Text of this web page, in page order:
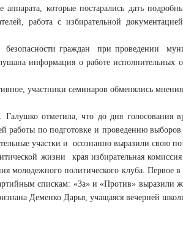
которые постарались дать
работа с избирательной
граждан при проведении
информация о работе исполнительных
участники семинаров обменялись
отметила, что до дня голосования
работы по подготовке и проведению
участки и осознанно выразили свою
жизни края избирательная
молодежного политического клуба.
спискам: «За» и «Против» выразили
Деменко Дарья, учащаяся вечерней